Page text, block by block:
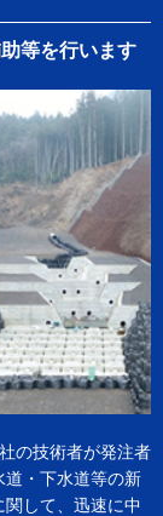
等を行います​
の技術者が発注者
道・下水道等の新
して、迅速に中